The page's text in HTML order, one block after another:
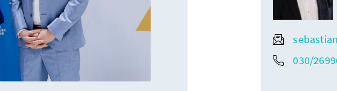
030/